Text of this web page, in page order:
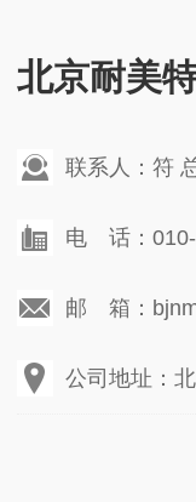
北京耐美
联系人：符
电 话：010-
邮 箱：
公司地址：